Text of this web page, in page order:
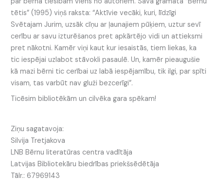
tētis” (1995) viņš raksta: “Aktīvie vecāki, kuri, līdzīgi
Svētajam Jurim, uzsāk cīņu ar ļaunajiem pūķiem, uztur sevī
cerību ar savu izturēšanos pret apkārtējo vidi un attieksmi
pret nākotni. Kamēr viņi kaut kur iesaistās, tiem liekas, ka
tic iespējai uzlabot stāvokli pasaulē. Un, kamēr pieaugušie
kā mazi bērni tic cerībai uz labā iespējamību, tik ilgi, par spīti
visam, tas varbūt nav gluži bezcerīgi”.
Ticēsim bibliotēkām un cilvēka gara spēkam!
Ziņu sagatavoja:
Silvija Tretjakova
LNB Bērnu literatūras centra vadītāja
Latvijas Bibliotekāru biedrības priekšsēdētāja
Tālr.: 67969143